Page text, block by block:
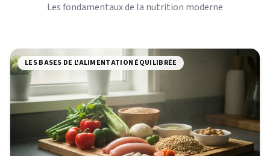
Les fondamentaux de la nutrition moderne
LES BASES DE L'ALIMENTATION ÉQUILIBRÉE